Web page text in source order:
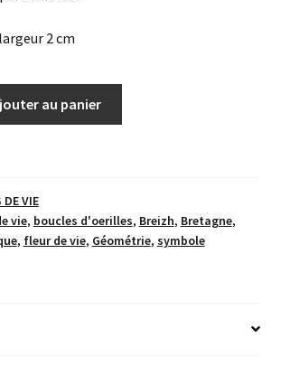
2 cm
au panier
DE VIE
vie, boucles d'oerilles, Breizh, Bretagne,
, fleur de vie, Géométrie, symbole